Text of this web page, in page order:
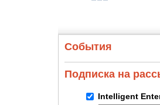
События
Подписка на
Intelligent